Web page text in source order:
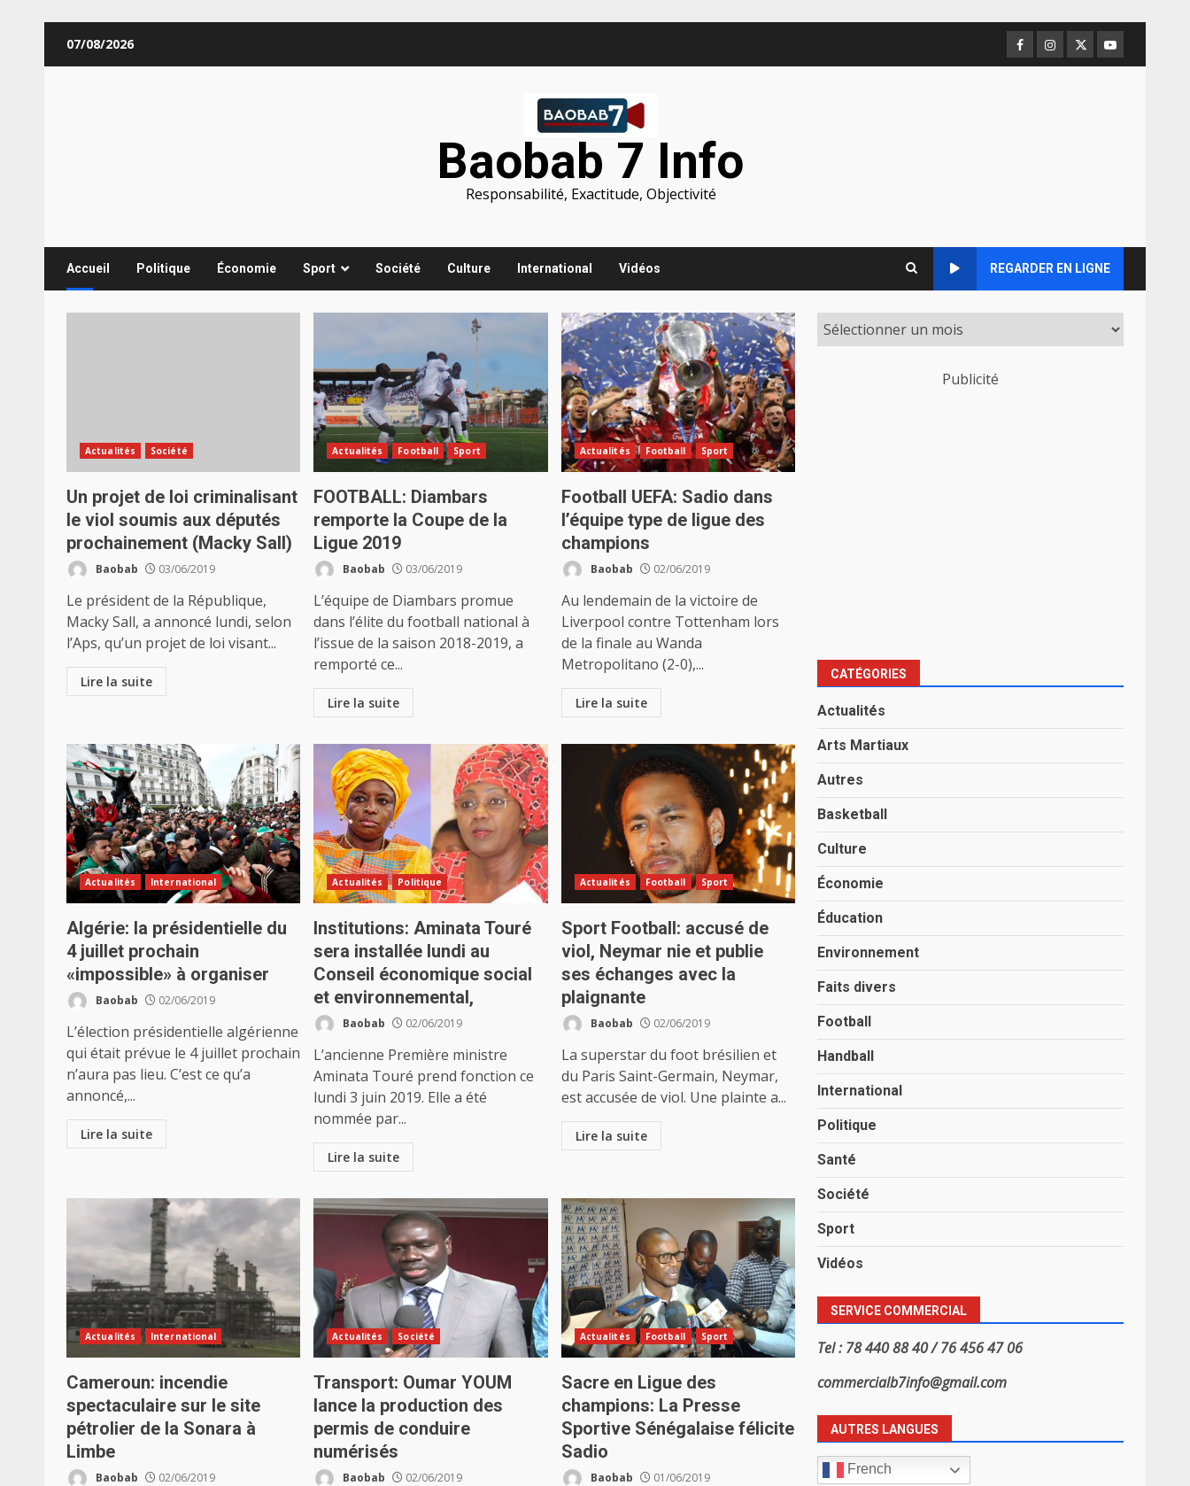
07/08/2026 Facebook
Instagram
TwitterYoutube
Baobab 7 Info
Responsabilité, Exactitude, Objectivité
Accueil Politique Économie Sport Société Culture International Vidéos REGARDER EN LIGNE
Actualités Société
Un projet de loi criminalisant
le viol soumis aux députés
prochainement (Macky Sall)
Baobab 03/06/2019
Le président de la République,
Macky Sall, a annoncé lundi, selon
l’Aps, qu’un projet de loi visant...
Lire la suite
Actualités Football Sport
FOOTBALL: Diambars
remporte la Coupe de la
Ligue 2019
Baobab 03/06/2019
L’équipe de Diambars promue
dans l’élite du football national à
l’issue de la saison 2018-2019, a
remporté ce...
Lire la suite
Actualités Football Sport
Football UEFA: Sadio dans
l’équipe type de ligue des
champions
Baobab 02/06/2019
Au lendemain de la victoire de
Liverpool contre Tottenham lors
de la finale au Wanda
Metropolitano (2-0),...
Lire la suite
Actualités International
Algérie: la présidentielle du
4 juillet prochain
«impossible» à organiser
Baobab 02/06/2019
L’élection présidentielle algérienne
qui était prévue le 4 juillet prochain
n’aura pas lieu. C’est ce qu’a
annoncé,...
Lire la suite
Actualités Politique
Institutions: Aminata Touré
sera installée lundi au
Conseil économique social
et environnemental,
Baobab 02/06/2019
L’ancienne Première ministre
Aminata Touré prend fonction ce
lundi 3 juin 2019. Elle a été
nommée par...
Lire la suite
Actualités Football Sport
Sport Football: accusé de
viol, Neymar nie et publie
ses échanges avec la
plaignante
Baobab 02/06/2019
La superstar du foot brésilien et
du Paris Saint-Germain, Neymar,
est accusée de viol. Une plainte a...
Lire la suite
Actualités International
Cameroun: incendie
spectaculaire sur le site
pétrolier de la Sonara à
Limbe
Baobab 02/06/2019
Actualités Société
Transport: Oumar YOUM
lance la production des
permis de conduire
numérisés
Baobab 02/06/2019
Actualités Football Sport
Sacre en Ligue des
champions: La Presse
Sportive Sénégalaise félicite
Sadio
Baobab 01/06/2019
Publicité
CATÉGORIES
Actualités
Arts Martiaux
Autres
Basketball
Culture
Économie
Éducation
Environnement
Faits divers
Football
Handball
International
Politique
Santé
Société
Sport
Vidéos
SERVICE COMMERCIAL
Tel : 78 440 88 40 / 76 456 47 06
commercialb7info@gmail.com
AUTRES LANGUES
French